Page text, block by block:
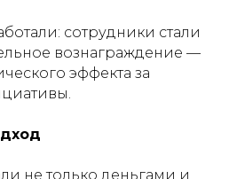
сотрудники стали
вознаграждение —
эффекта за
не только деньгами и